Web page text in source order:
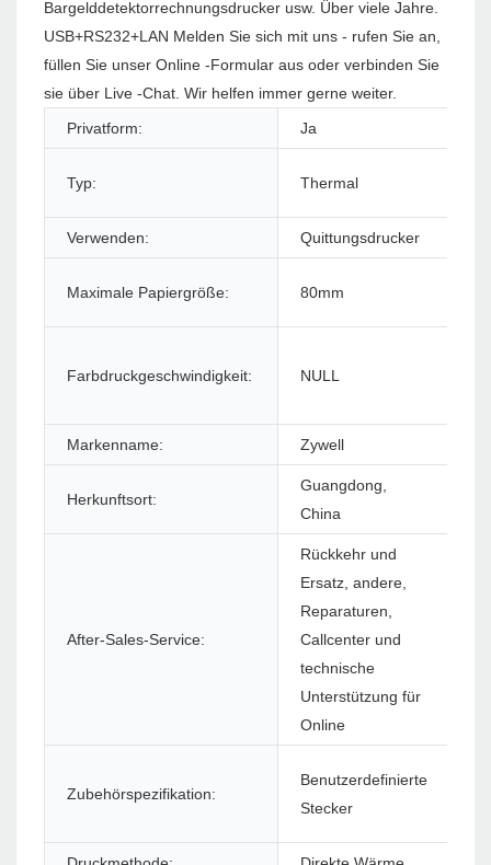
Bargelddetektorrechnungsdrucker usw. Über viele Jahre.
USB+RS232+LAN Melden Sie sich mit uns - rufen Sie an,
füllen Sie unser Online -Formular aus oder verbinden Sie
sie über Live -Chat. Wir helfen immer gerne weiter.
Privatform:
Ja
Typ: Thermal
Verwenden: Quittungsdrucker
Maximale Papiergröße: 80mm
Farbdruckgeschwindigkeit: NULL
Markenname: Zywell
Herkunftsort:
Guangdong,
China
After-Sales-Service:
Rückkehr und
Ersatz, andere,
Reparaturen,
Callcenter und
technische
Unterstützung für
Online
Zubehörspezifikation:
Benutzerdefinierte
Stecker